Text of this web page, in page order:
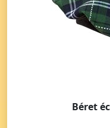
Béret